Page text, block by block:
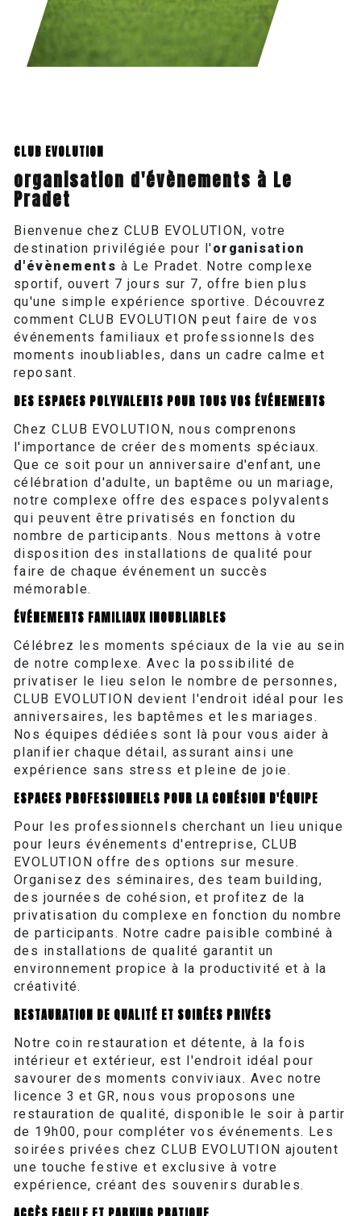
CLUB EVOLUTION
organisation d'évènements à Le
Pradet
Bienvenue chez CLUB EVOLUTION, votre
destination privilégiée pour l'organisation
d'évènements à Le Pradet. Notre complexe
sportif, ouvert 7 jours sur 7, offre bien plus
qu'une simple expérience sportive. Découvrez
comment CLUB EVOLUTION peut faire de vos
événements familiaux et professionnels des
moments inoubliables, dans un cadre calme et
reposant.
DES ESPACES POLYVALENTS POUR TOUS VOS ÉVÉNEMENTS
Chez CLUB EVOLUTION, nous comprenons
l'importance de créer des moments spéciaux.
Que ce soit pour un anniversaire d'enfant, une
célébration d'adulte, un baptême ou un mariage,
notre complexe offre des espaces polyvalents
qui peuvent être privatisés en fonction du
nombre de participants. Nous mettons à votre
disposition des installations de qualité pour
faire de chaque événement un succès
mémorable.
ÉVÉNEMENTS FAMILIAUX INOUBLIABLES
Célébrez les moments spéciaux de la vie au sein
de notre complexe. Avec la possibilité de
privatiser le lieu selon le nombre de personnes,
CLUB EVOLUTION devient l'endroit idéal pour les
anniversaires, les baptêmes et les mariages.
Nos équipes dédiées sont là pour vous aider à
planifier chaque détail, assurant ainsi une
expérience sans stress et pleine de joie.
ESPACES PROFESSIONNELS POUR LA COHÉSION D'ÉQUIPE
Pour les professionnels cherchant un lieu unique
pour leurs événements d'entreprise, CLUB
EVOLUTION offre des options sur mesure.
Organisez des séminaires, des team building,
des journées de cohésion, et profitez de la
privatisation du complexe en fonction du nombre
de participants. Notre cadre paisible combiné à
des installations de qualité garantit un
environnement propice à la productivité et à la
créativité.
RESTAURATION DE QUALITÉ ET SOIRÉES PRIVÉES
Notre coin restauration et détente, à la fois
intérieur et extérieur, est l'endroit idéal pour
savourer des moments conviviaux. Avec notre
licence 3 et GR, nous vous proposons une
restauration de qualité, disponible le soir à partir
de 19h00, pour compléter vos événements. Les
soirées privées chez CLUB EVOLUTION ajoutent
une touche festive et exclusive à votre
expérience, créant des souvenirs durables.